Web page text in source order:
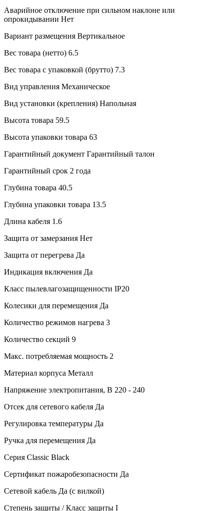
Аварийное отключение при сильном наклоне или
опрокидывании Нет
Вариант размещения Вертикальное
Вес товара (нетто) 6.5
Вес товара с упаковкой (брутто) 7.3
Вид управления Механическое
Вид установки (крепления) Напольная
Высота товара 59.5
Высота упаковки товара 63
Гарантийный документ Гарантийный талон
Гарантийный срок 2 года
Глубина товара 40.5
Глубина упаковки товара 13.5
Длина кабеля 1.6
Защита от замерзания Нет
Защита от перегрева Да
Индикация включения Да
Класс пылевлагозащищенности IP20
Колесики для перемещения Да
Количество режимов нагрева 3
Количество секций 9
Макс. потребляемая мощность 2
Материал корпуса Металл
Напряжение электропитания, В 220 - 240
Отсек для сетевого кабеля Да
Регулировка температуры Да
Ручка для перемещения Да
Серия Classic Black
Сертификат пожаробезопасности Да
Сетевой кабель Да (с вилкой)
Степень защиты / Класс защиты I